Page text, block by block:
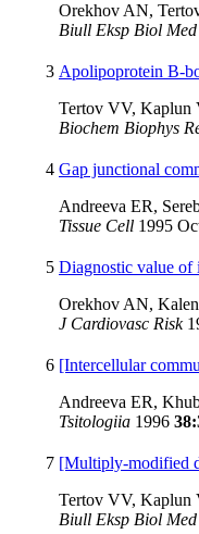
Orekhov AN,
Biull Eksp Biol Med
3 Apolipoprotein B-
Tertov VV, Kaplun
Biochem Biophys
4 Gap junctional
Andreeva ER,
Tissue Cell 1995
5 Diagnostic value of
Orekhov AN,
J Cardiovasc Risk
6 [Intercellular
Andreeva ER,
Tsitologiia 1996
7 [Multiply-modified
Tertov VV, Kaplun
Biull Eksp Biol Med